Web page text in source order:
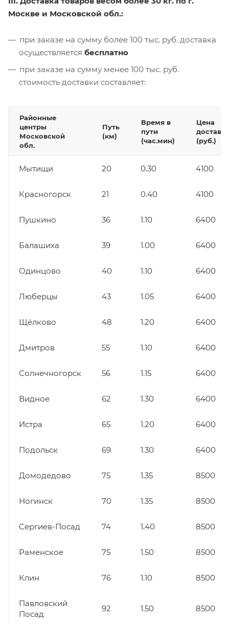
Москве и Московской обл.:
при заказе на сумму более 100 тыс. руб. доставка
осуществляется бесплатно
при заказе на сумму менее 100 тыс. руб.
стоимость доставки составляет:
Районные
центры
Московской
обл.
Путь
(км)
Время в
пути
(час.мин)
Цена
(руб.)
Мытищи 20 0.30 4100
Красногорск 21 0.40 4100
Пушкино 36 1.10 6400
Балашиха 39 1.00 6400
Одинцово 40 1.10 6400
Люберцы 43 1.05 6400
Щёлково 48 1.20 6400
Дмитров 55 1.10 6400
Солнечногорск 56 1.15 6400
Видное 62 1.30 6400
Истра 65 1.20 6400
Подольск 69 1.30 6400
Домодедово 75 1.35 8500
Ногинск 70 1.35 8500
Сергиев-Посад 74 1.40 8500
Раменское 75 1.50 8500
Клин 76 1.10 8500
Павловский
Посад
92 1.50 8500